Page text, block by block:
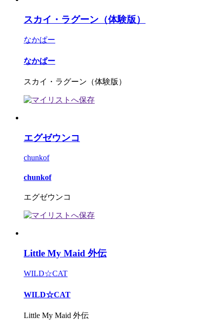
スカイ・ラグーン（体験版）
なかぱー
なかぱー
スカイ・ラグーン（体験版）
エグゼウンコ
chunkof
chunkof
エグゼウンコ
Little My Maid 外伝
WILD☆CAT
WILD☆CAT
Little My Maid 外伝